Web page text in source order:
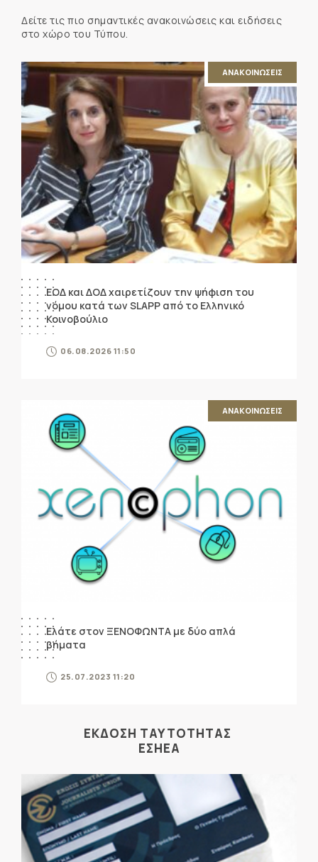
Δείτε τις πιο σημαντικές ανακοινώσεις και ειδήσεις
στο χώρο του Τύπου.
ΑΝΑΚΟΙΝΩΣΕΙΣ
ΕΟΔ και ΔΟΔ χαιρετίζουν την ψήφιση του
νόμου κατά των SLAPP από το Ελληνικό
Κοινοβούλιο
06.08.2026 11:50
ΑΝΑΚΟΙΝΩΣΕΙΣ
Ελάτε στον ΞΕΝΟΦΩΝΤΑ με δύο απλά
βήματα
25.07.2023 11:20
ΕΚΔΟΣΗ ΤΑΥΤΟΤΗΤΑΣ
ΕΣΗΕΑ